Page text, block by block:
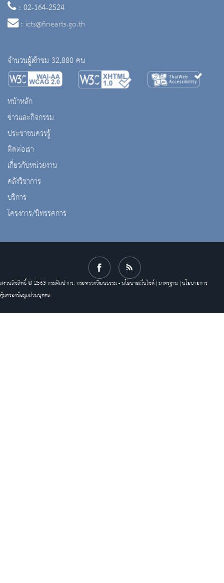
: 02-164-2524
: icts@finearts.go.th
จำนวนผู้เข้าชม 32,880 คน
หน้าหลัก
ข่าวและกิจกรรม
ประชาชนควรรู้
ติดต่อเรา
เกี่ยวกับหน่วยงาน
คลังวิชาการ
บริการ
โครงการ/นิทรรศการ
สงวนลิขสิทธิ์ © 2563 กรมศิลปากร. กระทรวงวัฒนธรรม -นโยบายเว็บไซต์|มาตรฐาน |นโยบายการ
คุ้มครองข้อมูลส่วนบุคคล